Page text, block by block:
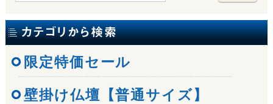
限定特価セール
壁掛け仏壇【普通サイズ】